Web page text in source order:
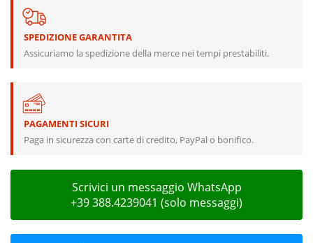
SPEDIZIONE GARANTITA
Assicuriamo la spedizione della merce nei tempi prestabiliti.
PAGAMENTI SICURI
Paga in sicurezza con carte di credito, PayPal o bonifico.
Scrivici un messaggio WhatsApp
+39 388.4239041 (solo messaggi)